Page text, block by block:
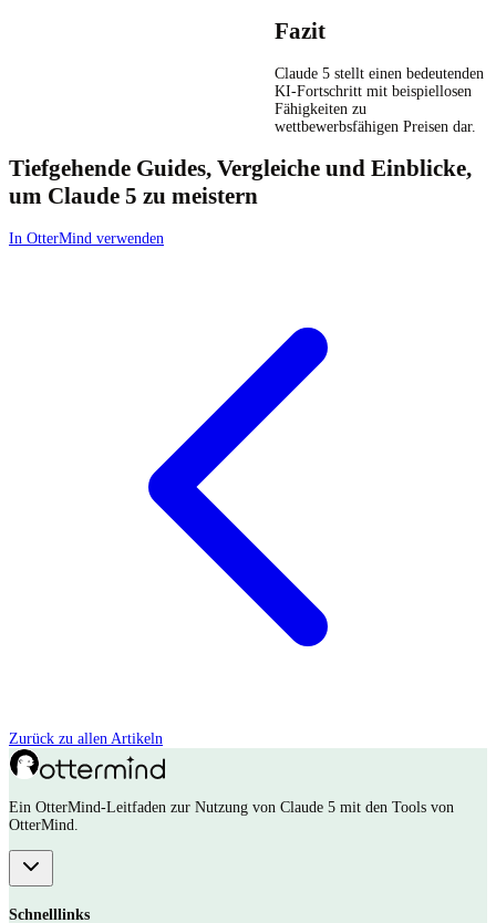
Fazit
Claude 5 stellt einen bedeutenden
KI-Fortschritt mit beispiellosen
Fähigkeiten zu
wettbewerbsfähigen Preisen dar.
Tiefgehende Guides, Vergleiche und Einblicke,
um Claude 5 zu meistern
In OtterMind verwenden
Zurück zu allen Artikeln
Ein OtterMind-Leitfaden zur Nutzung von Claude 5 mit den Tools von
OtterMind.
Schnelllinks